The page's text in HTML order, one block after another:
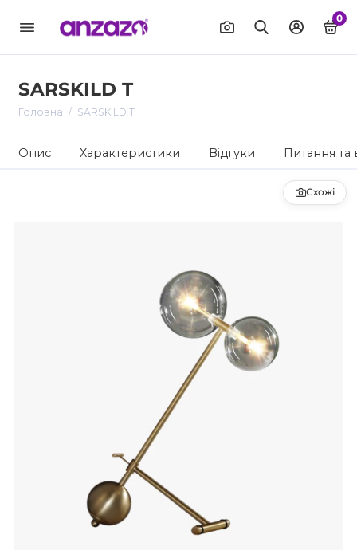
0
SARSKILD T
Головна SARSKILD T
Опис Характеристики Відгуки Питання та
Схожі